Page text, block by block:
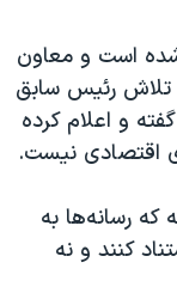
شده است و معاون
تلاش رئیس سابق
و اعلام کرده
اقتصادی نیست.
رسانه‌ها به
کنند و نه